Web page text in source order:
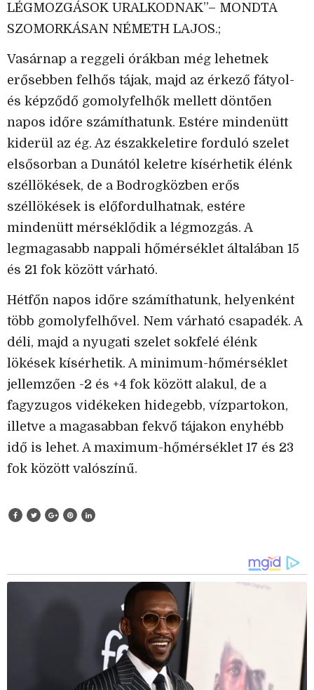
LÉGMOZGÁSOK URALKODNAK”– MONDTA
SZOMORKÁSAN NÉMETH LAJOS.;
Vasárnap a reggeli órákban még lehetnek
erősebben felhős tájak, majd az érkező fátyol-
és képződő gomolyfelhők mellett döntően
napos időre számíthatunk. Estére mindenütt
kiderül az ég. Az északkeletire forduló szelet
elsősorban a Dunától keletre kísérhetik élénk
széllökések, de a Bodrogközben erős
széllökések is előfordulhatnak, estére
mindenütt mérséklődik a légmozgás. A
legmagasabb nappali hőmérséklet általában 15
és 21 fok között várható.
Hétfőn napos időre számíthatunk, helyenként
több gomolyfelhővel. Nem várható csapadék. A
déli, majd a nyugati szelet sokfelé élénk
lökések kísérhetik. A minimum-hőmérséklet
jellemzően -2 és +4 fok között alakul, de a
fagyzugos vidékeken hidegebb, vízpartokon,
illetve a magasabban fekvő tájakon enyhébb
idő is lehet. A maximum-hőmérséklet 17 és 23
fok között valószínű.